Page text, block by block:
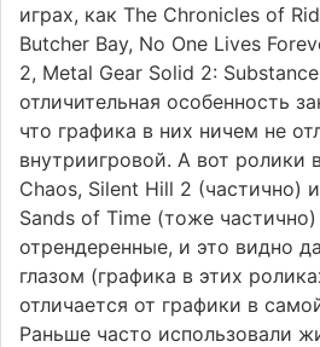
играх, как The Chronicles of
Butcher Bay, No One Lives
2, Metal Gear Solid 2:
отличительная особенность
что графика в них ничем не
внутриигровой. А вот ролики
Chaos, Silent Hill 2 (частично)
Sands of Time (тоже
отрендеренные, и это видно
глазом (графика в этих
отличается от графики в
Раньше часто использовали